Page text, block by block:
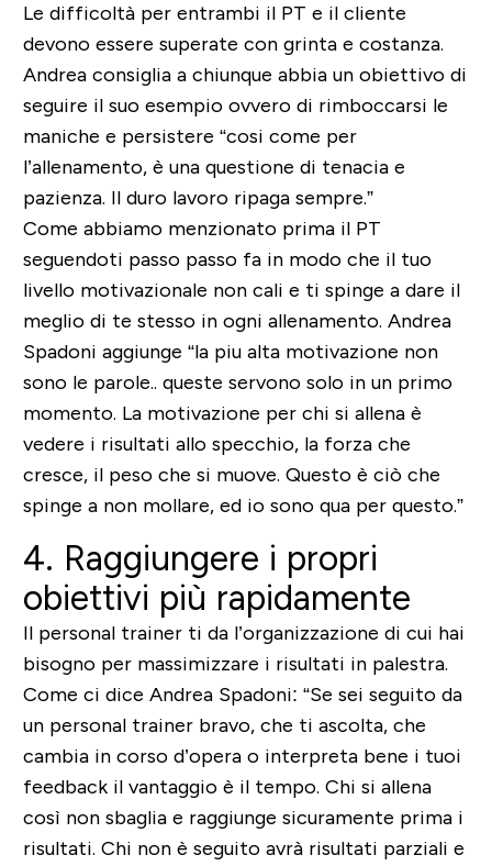
Le difficoltà per entrambi il PT e il cliente
devono essere superate con grinta e costanza.
Andrea consiglia a chiunque abbia un obiettivo di
seguire il suo esempio ovvero di rimboccarsi le
maniche e persistere “cosi come per
l’allenamento, è una questione di tenacia e
pazienza. Il duro lavoro ripaga sempre.”
Come abbiamo menzionato prima il PT
seguendoti passo passo fa in modo che il tuo
livello motivazionale non cali e ti spinge a dare il
meglio di te stesso in ogni allenamento. Andrea
Spadoni aggiunge “la piu alta motivazione non
sono le parole.. queste servono solo in un primo
momento. La motivazione per chi si allena è
vedere i risultati allo specchio, la forza che
cresce, il peso che si muove. Questo è ciò che
spinge a non mollare, ed io sono qua per questo.”
4. Raggiungere i propri
obiettivi più rapidamente
Il personal trainer ti da l’organizzazione di cui hai
bisogno per massimizzare i risultati in palestra.
Come ci dice Andrea Spadoni: “Se sei seguito da
un personal trainer bravo, che ti ascolta, che
cambia in corso d’opera o interpreta bene i tuoi
feedback il vantaggio è il tempo. Chi si allena
così non sbaglia e raggiunge sicuramente prima i
risultati. Chi non è seguito avrà risultati parziali e